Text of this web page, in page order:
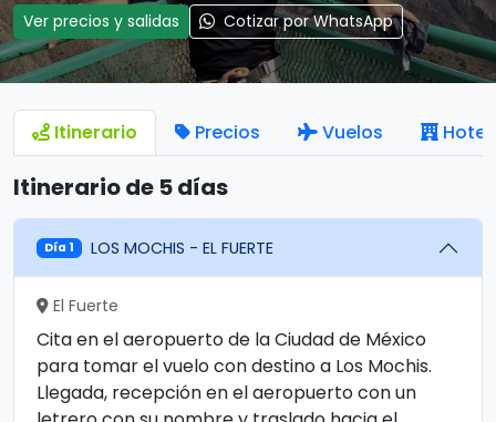
Ver precios y salidas Cotizar por WhatsApp
Itinerario Precios Vuelos
Itinerario de 5 días
Día 1 LOS MOCHIS - EL FUERTE
El Fuerte
Cita en el aeropuerto de la Ciudad de México
para tomar el vuelo con destino a Los Mochis.
Llegada, recepción en el aeropuerto con un